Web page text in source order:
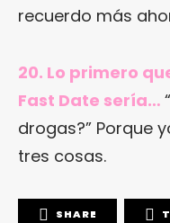
recuerdo más
20. Lo primero
Fast Date sería…
drogas?” Porque
tres cosas.
SHARE